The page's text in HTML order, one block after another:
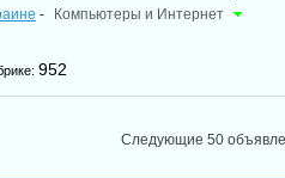
- Компьютеры и Интернет
952
Следующие 50